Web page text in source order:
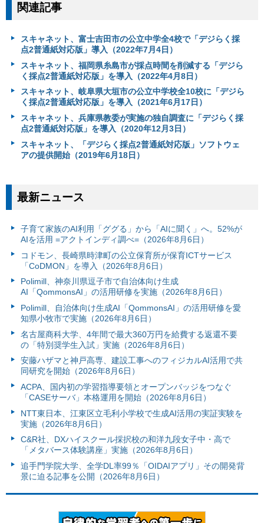
関連記事
スキャネット、富士吉田市の公立中学全4校で「デジらく採
点2普通紙対応版」導入（2022年7月4日）
スキャネット、福岡県糸島市が採点時間を削減する「デジら
く採点2普通紙対応版」を導入（2022年4月8日）
スキャネット、岐阜県大垣市の公立中学校全10校に「デジら
く採点2普通紙対応版」を導入（2021年6月17日）
スキャネット、兵庫県教委が実施の独自調査に「デジらく採
点2普通紙対応版」を導入（2020年12月3日）
スキャネット、「デジらく採点2普通紙対応版」ソフトウェ
アの提供開始（2019年6月18日）
最新ニュース
子育て家族のAI利用「ググる」から「AIに聞く」へ。52%が
AIを活用 =アクトインディ調べ=（2026年8月6日）
コドモン、長崎県時津町の公立保育所が保育ICTサービス
「CoDMON」を導入（2026年8月6日）
Polimill、神奈川県逗子市で自治体向け生成
AI「QommonsAI」の活用研修を実施（2026年8月6日）
Polimill、自治体向け生成AI「QommonsAI」の活用研修を愛
知県小牧市で実施（2026年8月6日）
名古屋商科大学、4年間で最大360万円を給費する返還不要
の「特別奨学生入試」実施（2026年8月6日）
安藤ハザマと神戸高専、建設工事へのフィジカルAI活用で共
同研究を開始（2026年8月6日）
ACPA、国内初の学習指導要領とオープンバッジをつなぐ
「CASEサーバ」本格運用を開始（2026年8月6日）
NTT東日本、江東区立毛利小学校で生成AI活用の実証実験を
実施（2026年8月6日）
C&R社、DXハイスクール採択校の和洋九段女子中・高で
「メタバース体験講座」実施（2026年8月6日）
追手門学院大学、全学DL率99％「OIDAIアプリ」その開発背
景に迫る記事を公開（2026年8月6日）